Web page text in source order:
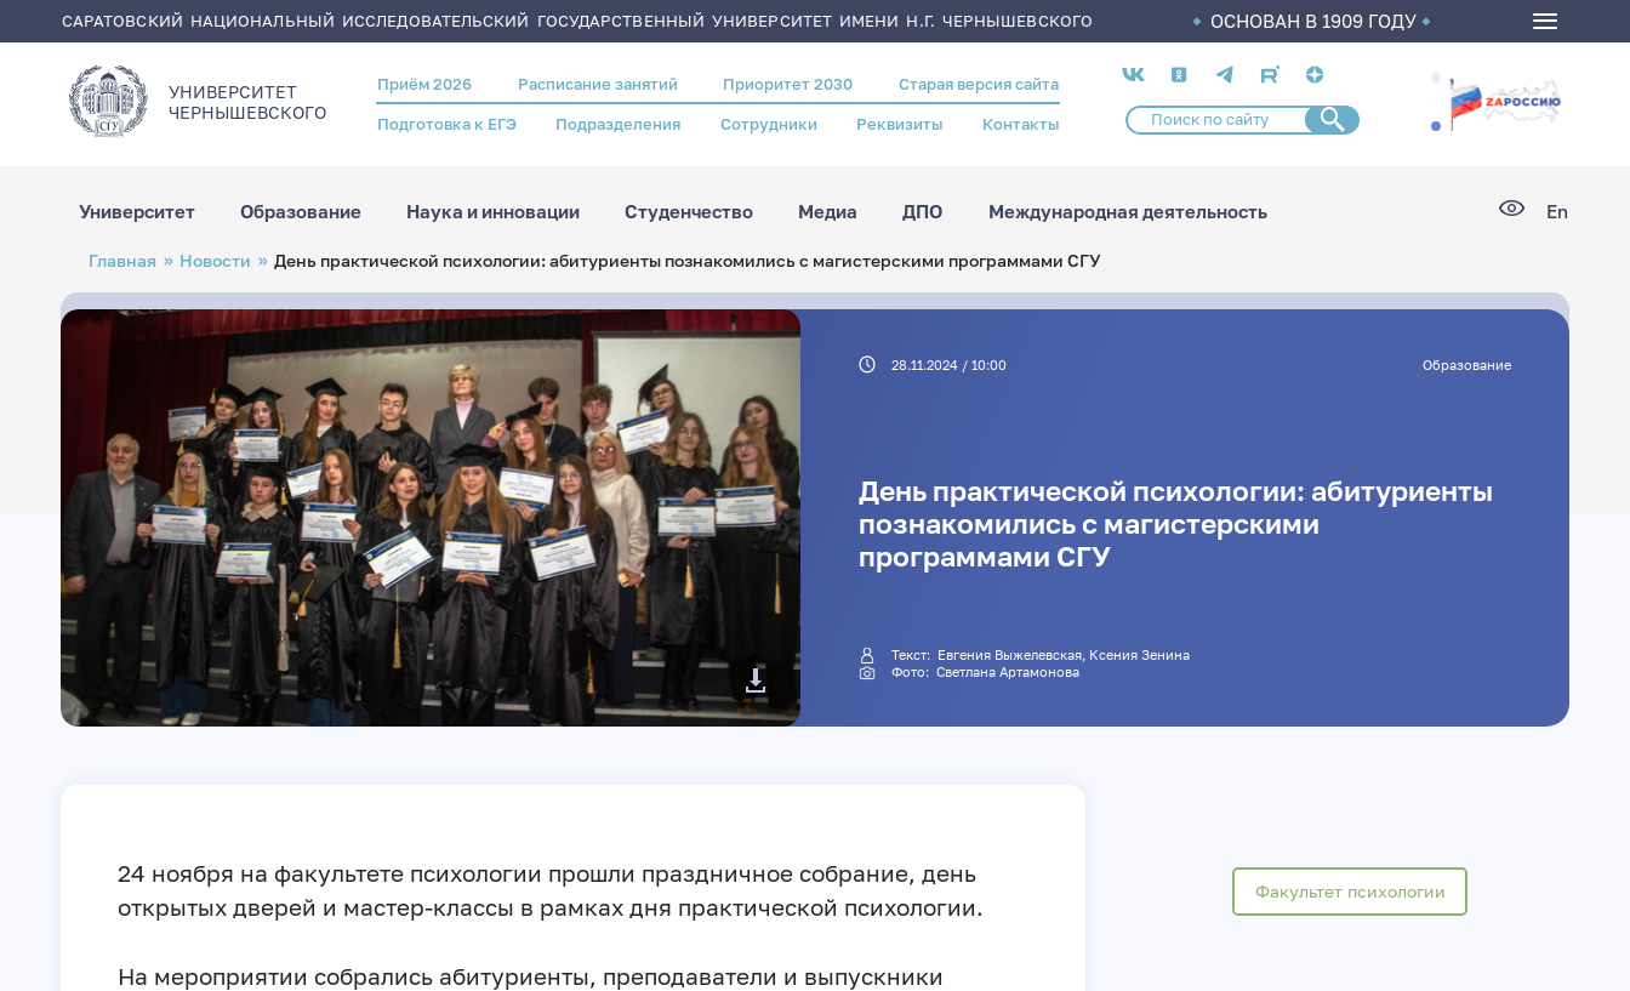
содержанию
САРАТОВСКИЙ НАЦИОНАЛЬНЫЙ ИССЛЕДОВАТЕЛЬСКИЙ ГОСУДАРСТВЕННЫЙ УНИВЕРСИТЕТ ИМЕНИ Н.Г. ЧЕРНЫШЕВСКОГО ОСНОВАН В 1909 ГОДУ
УНИВЕРСИТЕТ
ЧЕРНЫШЕВСКОГO
Header
menu
Приём 2026 Расписание занятий Приоритет 2030 Старая версия сайта
Подготовка к ЕГЭ Подразделения Сотрудники Реквизиты Контакты
Социальные
сети
Университет Образование Наука и инновации Студенчество Медиа ДПО Международная деятельность En
Строка
навигации
Главная Новости День практической психологии: абитуриенты познакомились с магистерскими программами СГУ
28.11.2024 / 10:00 Образование
День практической психологии: абитуриенты
познакомились с магистерскими
программами СГУ
Текст: Евгения Выжелевская, Ксения Зенина
Фото: Светлана Артамонова
24 ноября на факультете психологии прошли праздничное собрание, день
открытых дверей и мастер-классы в рамках дня практической психологии.
На мероприятии собрались абитуриенты, преподаватели и выпускники
Факультет психологии